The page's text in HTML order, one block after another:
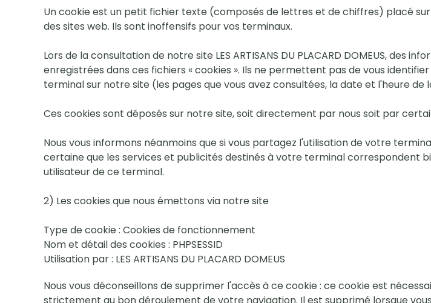
Un cookie est un petit fichier texte (composés de lettres et de chiffres) placé
des sites web. Ils sont inoffensifs pour vos terminaux.
Lors de la consultation de notre site LES ARTISANS DU PLACARD DOMEUS,
enregistrées dans ces fichiers « cookies ». Ils ne permettent pas de vous
terminal sur notre site (les pages que vous avez consultées, la date et l'heure
Ces cookies sont déposés sur notre site, soit directement par nous soit par
Nous vous informons néanmoins que si vous partagez l'utilisation de votre
certaine que les services et publicités destinés à votre terminal correspondent
utilisateur de ce terminal.
2) Les cookies que nous émettons via notre site
Type de cookie : Cookies de fonctionnement
Nom et détail des cookies : PHPSESSID
Utilisation par : LES ARTISANS DU PLACARD DOMEUS
Nous vous déconseillons de supprimer l'accès à ce cookie : ce cookie est